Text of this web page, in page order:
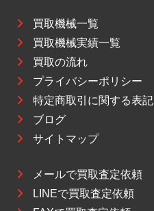
買取機械一覧
買取機械実績一覧
買取の流れ
プライバシーポリシー
特定商取引に関する表記
ブログ
サイトマップ
メールで買取査定依頼
LINEで買取査定依頼